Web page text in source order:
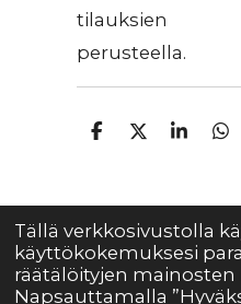
Tällä verkkosivustolla
käyttökokemuksesi
räätälöityjen mainosten
Napsauttamalla
tilauksien
perusteella.
J
J
J
J